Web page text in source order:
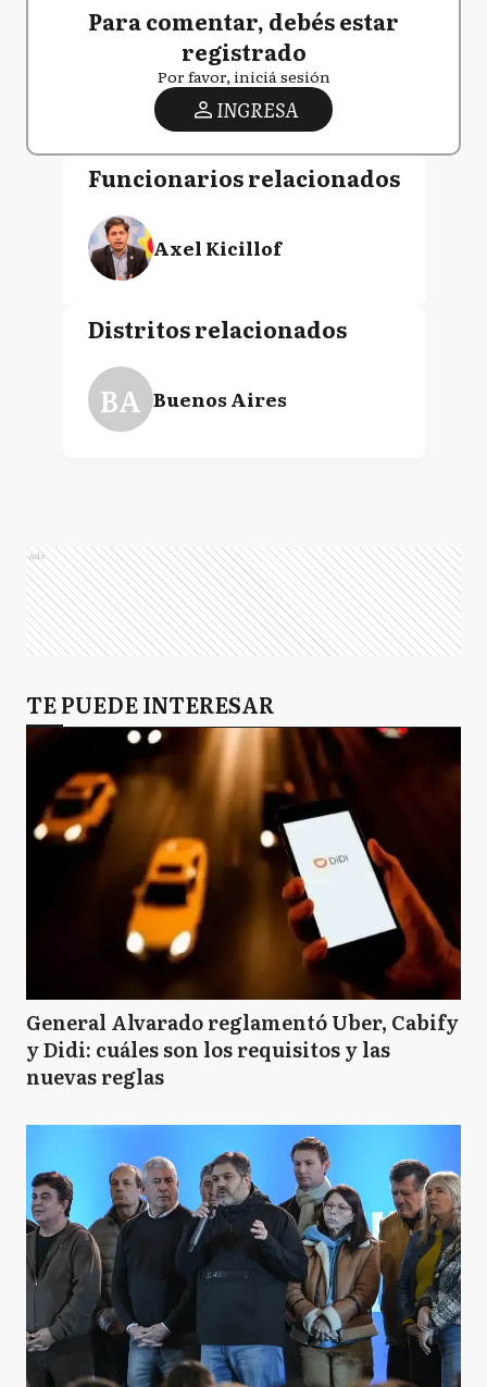
Para comentar, debés estar
registrado
Por favor, iniciá sesión
INGRESA
Funcionarios relacionados
Axel Kicillof
Distritos relacionados
BA Buenos Aires
Ads
TE PUEDE INTERESAR
General Alvarado reglamentó Uber, Cabify
y Didi: cuáles son los requisitos y las
nuevas reglas